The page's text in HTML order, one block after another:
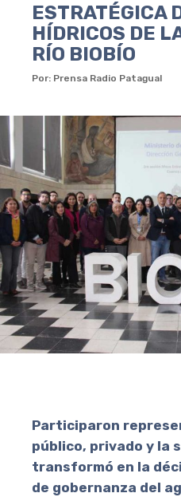
ESTRATÉGICA
HÍDRICOS DE
RÍO BIOBÍO
Por: Prensa Radio Patagual
Participaron
público, privado y la
transformó en la
de gobernanza del